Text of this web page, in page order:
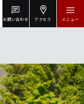
お問い合わせ アクセス メニュー